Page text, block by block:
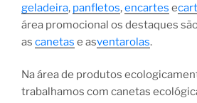
geladeira, panfletos,encartes e
área promocional os destaques
as canetas e asventarolas.
Na área de produtos
trabalhamos com canetas